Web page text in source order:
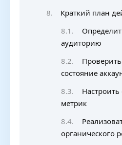
Краткий план
аудиторию
состояние
Настроить
метрик
органического